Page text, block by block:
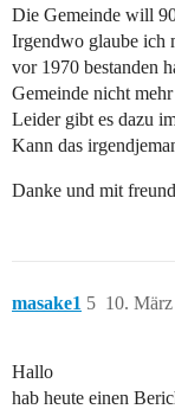
Die Gemeinde will
Irgendwo glaube ich
vor 1970 bestanden
Gemeinde nicht
Leider gibt es dazu
Kann das
Danke und mit
masake1 10.
5
Hallo
hab heute einen